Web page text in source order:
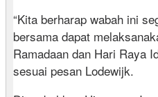
“Kita berharap wabah ini
bersama dapat
Ramadaan dan Hari Raya
sesuai pesan Lodewijk.